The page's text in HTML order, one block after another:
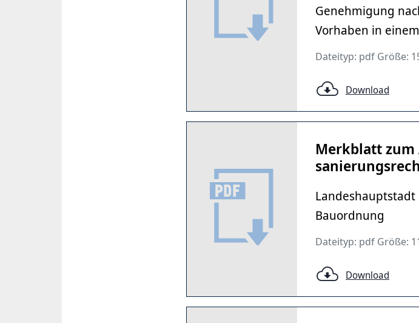
Genehmigung
Vorhaben in
Dateityp: pdf Größe:
Download
Merkblatt
Landeshauptstadt
Bauordnung
Dateityp: pdf Größe:
Download